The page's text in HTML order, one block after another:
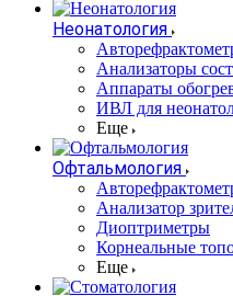
Неонатология
Анализаторы
Аппараты
ИВЛ для
Еще
Офтальмология
Анализатор
Диоптриметры
Корнеальные
Еще